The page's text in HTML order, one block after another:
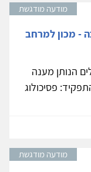
מודעה מודגשת
- מכון למרחב
הנותן מענה
פסיכולוג
מודעה מודגשת